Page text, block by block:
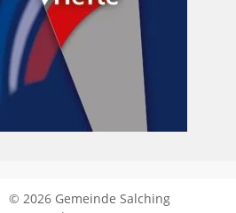
© 2026 Gemeinde Salching